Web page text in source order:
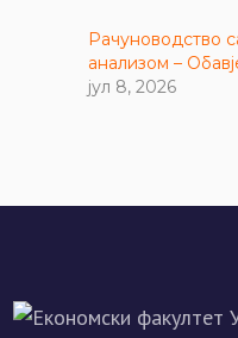
Рачуноводство
анализом –
јул 8, 2026